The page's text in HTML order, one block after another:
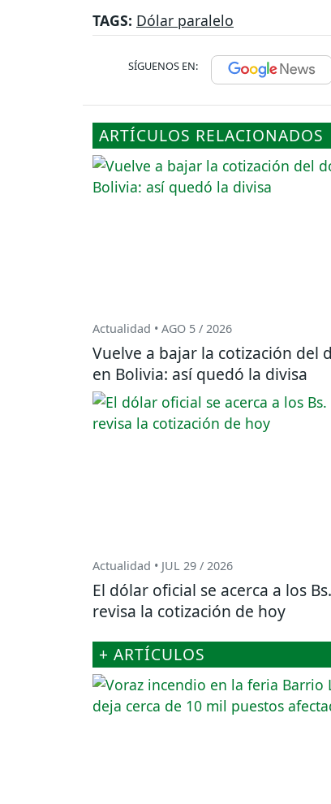
TAGS: Dólar paralelo
SÍGUENOS EN:
ARTÍCULOS RELACIONADOS
Actualidad • AGO 5 / 2026
Vuelve a bajar la cotización del
en Bolivia: así quedó la divisa
Actualidad • JUL 29 / 2026
El dólar oficial se acerca a los
revisa la cotización de hoy
+ ARTÍCULOS